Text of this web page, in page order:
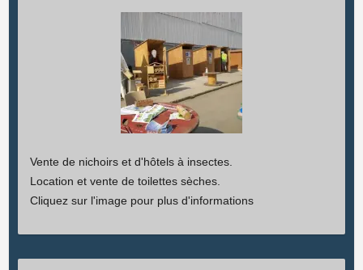
Vente de nichoirs et d'hôtels à insectes.
Location et vente de toilettes sèches.
Cliquez sur l'image pour plus d'informations